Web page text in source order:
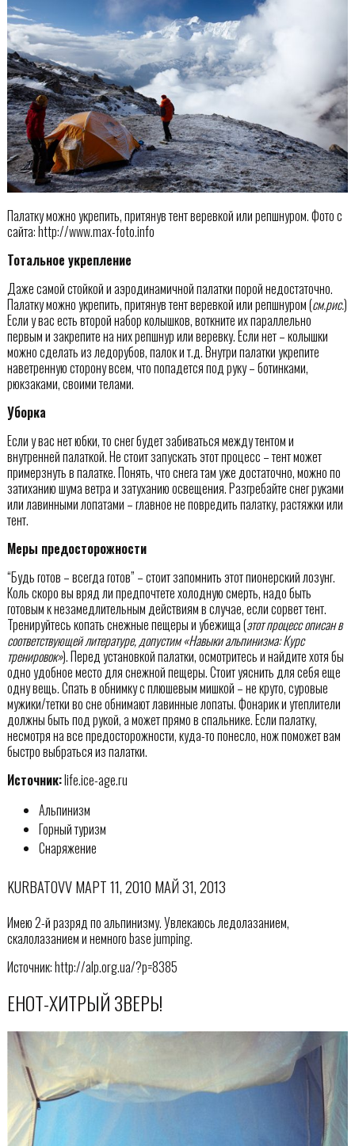
Палатку можно укрепить, притянув тент веревкой или репшнуром. Фото с
сайта: http://www.max-foto.info
Тотальное укрепление
Даже самой стойкой и аэродинамичной палатки порой недостаточно.
Палатку можно укрепить, притянув тент веревкой или репшнуром (см.рис.)
Если у вас есть второй набор колышков, воткните их параллельно
первым и закрепите на них репшнур или веревку. Если нет – колышки
можно сделать из ледорубов, палок и т.д. Внутри палатки укрепите
наветренную сторону всем, что попадется под руку – ботинками,
рюкзаками, своими телами.
Уборка
Если у вас нет юбки, то снег будет забиваться между тентом и
внутренней палаткой. Не стоит запускать этот процесс – тент может
примерзнуть в палатке. Понять, что снега там уже достаточно, можно по
затиханию шума ветра и затуханию освещения. Разгребайте снег руками
или лавинными лопатами – главное не повредить палатку, растяжки или
тент.
Меры предосторожности
“Будь готов – всегда готов” – стоит запомнить этот пионерский лозунг.
Коль скоро вы вряд ли предпочтете холодную смерть, надо быть
готовым к незамедлительным действиям в случае, если сорвет тент.
Тренируйтесь копать снежные пещеры и убежища (этот процесс описан в
соответствующей литературе, допустим «Навыки альпинизма: Курс
тренировок»). Перед установкой палатки, осмотритесь и найдите хотя бы
одно удобное место для снежной пещеры. Стоит уяснить для себя еще
одну вещь. Спать в обнимку с плюшевым мишкой – не круто, суровые
мужики/тетки во сне обнимают лавинные лопаты. Фонарик и утеплители
должны быть под рукой, а может прямо в спальнике. Если палатку,
несмотря на все предосторожности, куда-то понесло, нож поможет вам
быстро выбраться из палатки.
Источник:life.ice-age.ru
Альпинизм
Горный туризм
Снаряжение
KURBATOVV МАРТ 11, 2010 МАЙ 31, 2013
Имею 2-й разряд по альпинизму. Увлекаюсь ледолазанием,
скалолазанием и немного base jumping.
Источник: http://alp.org.ua/?p=8385
ЕНОТ-ХИТРЫЙ ЗВЕРЬ!